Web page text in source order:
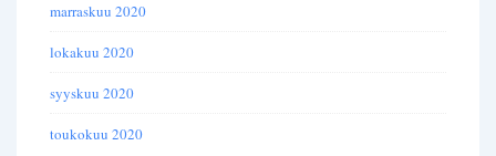
marraskuu 2020
lokakuu 2020
syyskuu 2020
toukokuu 2020